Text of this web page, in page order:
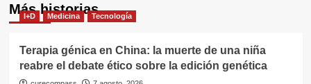
Más historias
I+D Medicina Tecnología
Terapia génica en China: la muerte de una niña
reabre el debate ético sobre la edición genética